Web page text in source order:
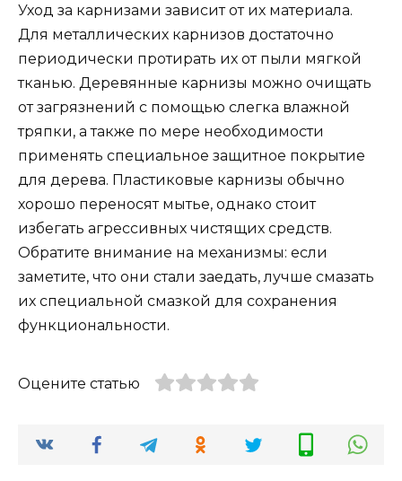
Уход за карнизами зависит от их материала.
Для металлических карнизов достаточно
периодически протирать их от пыли мягкой
тканью. Деревянные карнизы можно очищать
от загрязнений с помощью слегка влажной
тряпки, а также по мере необходимости
применять специальное защитное покрытие
для дерева. Пластиковые карнизы обычно
хорошо переносят мытье, однако стоит
избегать агрессивных чистящих средств.
Обратите внимание на механизмы: если
заметите, что они стали заедать, лучше смазать
их специальной смазкой для сохранения
функциональности.
Оцените статью